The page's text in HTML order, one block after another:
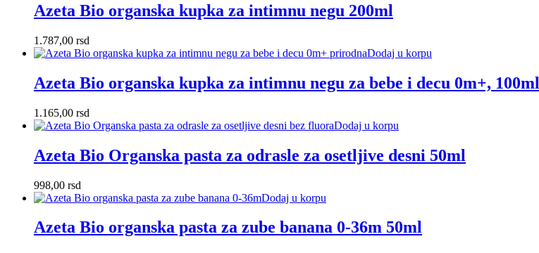
Azeta Bio organska kupka za intimnu negu 200ml
1.787,00 rsd
Dodaj u korpu
Azeta Bio organska kupka za intimnu negu za bebe i decu 0m+, 100ml
1.165,00 rsd
Dodaj u korpu
Azeta Bio Organska pasta za odrasle za osetljive desni 50ml
998,00 rsd
Dodaj u korpu
Azeta Bio organska pasta za zube banana 0-36m 50ml